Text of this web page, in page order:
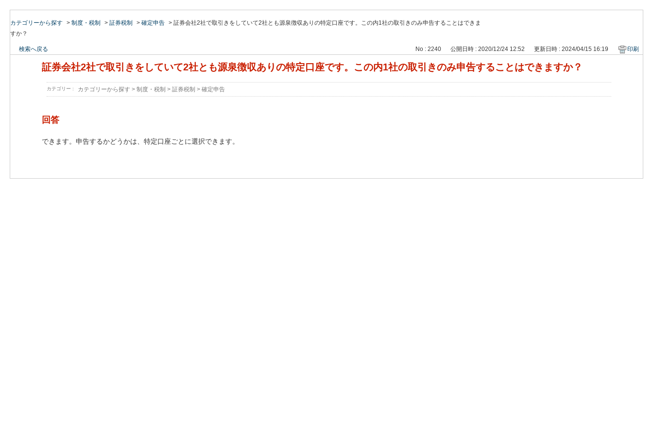
カテゴリーから探す > 制度・税制 > 証券税制 > 確定申告 > 証券会社2社で取引きをしていて2社とも源泉徴収ありの特定口座です。この内1社の取引きのみ申告することはできま
すか？
検索へ戻る No : 2240 公開日時 : 2020/12/24 12:52 更新日時 : 2024/04/15 16:19 印刷
証券会社2社で取引きをしていて2社とも源泉徴収ありの特定口座です。この内1社の取引きのみ申告することはできますか？
カテゴリー : カテゴリーから探す > 制度・税制 > 証券税制 > 確定申告
回答
できます。申告するかどうかは、特定口座ごとに選択できます。